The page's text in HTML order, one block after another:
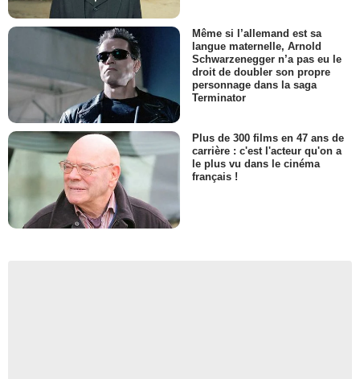
Même si l’allemand est sa
langue maternelle, Arnold
Schwarzenegger n’a pas eu le
droit de doubler son propre
personnage dans la saga
Terminator
Plus de 300 films en 47 ans de
carrière : c'est l'acteur qu'on a
le plus vu dans le cinéma
français !